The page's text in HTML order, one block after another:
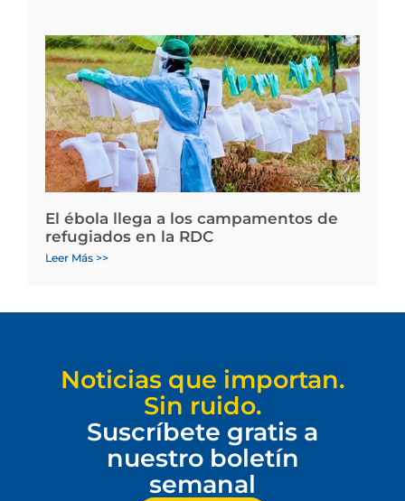
El ébola llega a los campamentos de
refugiados en la RDC
Leer Más >>
Noticias que importan.
Sin ruido.
Suscríbete gratis a
nuestro boletín
semanal